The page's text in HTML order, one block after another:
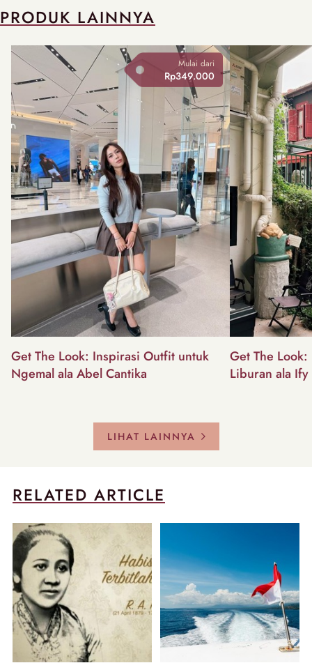
PRODUK LAINNYA
Mulai dari
Rp349.000
Get The Look: Inspirasi Outfit untuk
Ngemal ala Abel Cantika
Get The
Liburan ala Ify
LIHAT LAINNYA
RELATED ARTICLE